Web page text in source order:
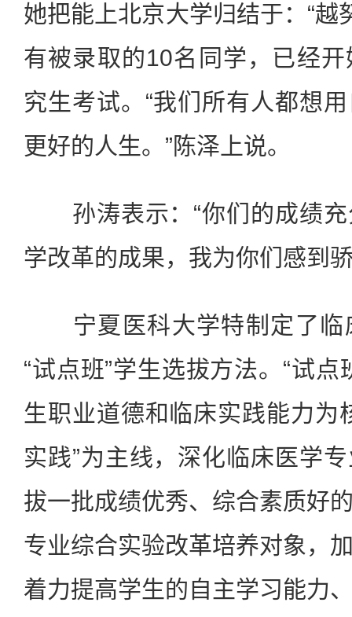
她把能上北京大学归结于：“越
有被录取的10名同学，已经
究生考试。“我们所有人都想
更好的人生。”陈泽上说。
孙涛表示：“你们的成绩充
学改革的成果，我为你们感到
宁夏医科大学特制定了临
“试点班”学生选拔方法。“试
生职业道德和临床实践能力为
实践”为主线，深化临床医学
拔一批成绩优秀、综合素质好
专业综合实验改革培养对象，
着力提高学生的自主学习能力